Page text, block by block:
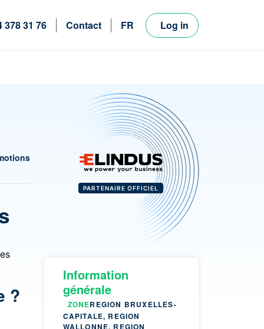
378 31 76 Contact
FR
Log in
?
PARTENAIRE OFFICIEL
Information
générale
ZONEREGION BRUXELLES-
CAPITALE, REGION
WALLONNE, REGION